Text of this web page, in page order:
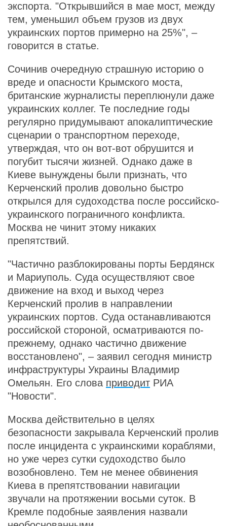
экспорта. "Открывшийся в мае мост, между
тем, уменьшил объем грузов из двух
украинских портов примерно на 25%", –
говорится в статье.
Сочинив очередную страшную историю о
вреде и опасности Крымского моста,
британские журналисты переплюнули даже
украинских коллег. Те последние годы
регулярно придумывают апокалиптические
сценарии о транспортном переходе,
утверждая, что он вот-вот обрушится и
погубит тысячи жизней. Однако даже в
Киеве вынуждены были признать, что
Керченский пролив довольно быстро
открылся для судоходства после российско-
украинского пограничного конфликта.
Москва не чинит этому никаких
препятствий.
"Частично разблокированы порты Бердянск
и Мариуполь. Суда осуществляют свое
движение на вход и выход через
Керченский пролив в направлении
украинских портов. Суда останавливаются
российской стороной, осматриваются по-
прежнему, однако частично движение
восстановлено", – заявил сегодня министр
инфраструктуры Украины Владимир
Омельян. Его слова приводит РИА
"Новости".
Москва действительно в целях
безопасности закрывала Керченский пролив
после инцидента с украинскими кораблями,
но уже через сутки судоходство было
возобновлено. Тем не менее обвинения
Киева в препятствовании навигации
звучали на протяжении восьми суток. В
Кремле подобные заявления назвали